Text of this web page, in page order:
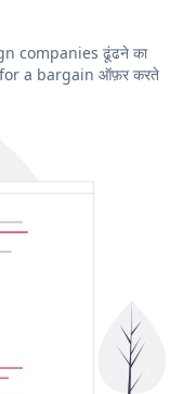
companies ढूंढने का
for a bargain ऑफ़र करते